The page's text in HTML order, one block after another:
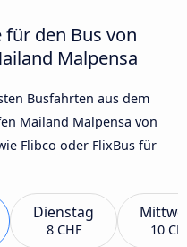
für den Bus von
Malpensa
Busfahrten aus dem
Mailand Malpensa von
Flibco oder FlixBus für
Dienstag
8 CHF 10